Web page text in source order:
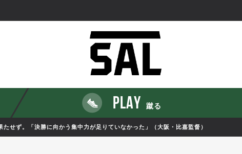
PLAY 蹴る
たせず。「決勝に向かう集中力が足りていなかった」（大阪・比嘉監督）